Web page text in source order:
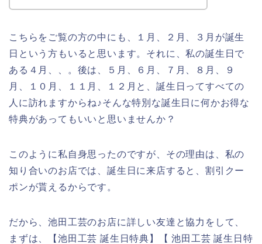
こちらをご覧の方の中にも、１月、２月、３月が誕生
日という方もいると思います。それに、私の誕生日で
ある４月、、。後は、５月、６月、７月、８月、９
月、１０月、１１月、１２月と、誕生日ってすべての
人に訪れますからね♪そんな特別な誕生日に何かお得な
特典があってもいいと思いませんか？
このように私自身思ったのですが、その理由は、私の
知り合いのお店では、誕生日に来店すると、割引クー
ポンが貰えるからです。
だから、池田工芸のお店に詳しい友達と協力をして、
まずは、【池田工芸 誕生日特典】【 池田工芸 誕生日特